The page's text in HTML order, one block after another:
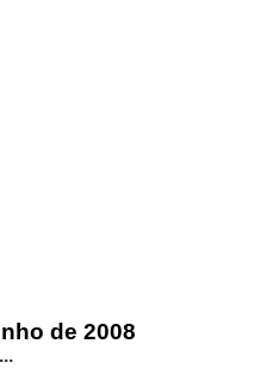
de 2008